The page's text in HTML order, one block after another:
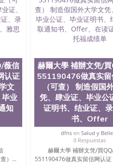
位认证、毕业证、成绩单、文凭
书、毕业证文凭、文凭毕业证、
留学生认证、学历认证、文凭认
凭学历、澳洲文凭学历、加拿大
大学毕业证（San Jose State
圣何塞州立大学成绩单（ San
成绩单圣何塞州立大学文凭（
何塞州立大学（San Jose State
州立大学（San Jose State
文凭（San Jose State
学历（ San Jose State
（San Jose State University）圣
State University）圣何塞州立大
）圣何塞州立大学（San
）圣何塞州立大学学位证（
）圣何塞州立大学（San Jose
立大学（San Jose State
薇信
认证
文
毕业
知
）...
赫爾大學 補辦文凭/
551190476做真实留
（可查） 制造假国
凭、肆业证、毕业公
证明书、结业证、
书、Offer
dfns enSalud y
0 Respuestas
赫爾大學 補辦文凭/買
551190476做真实留信网认证